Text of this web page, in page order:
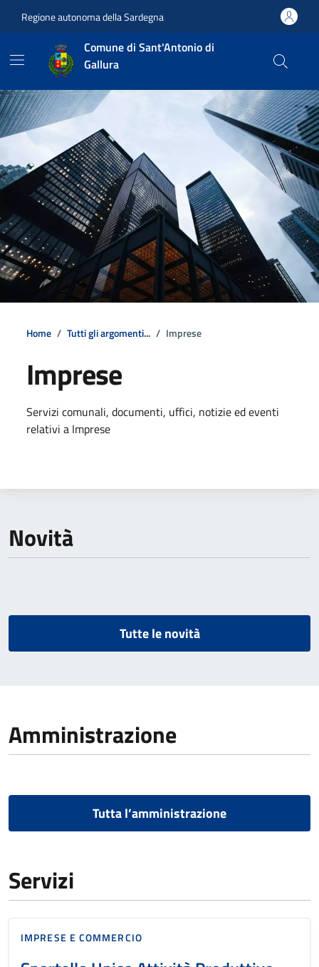
Regione autonoma della Sardegna
Comune di Sant'Antonio di
Gallura
Home Tutti gli argomenti... Imprese
Imprese
Dettagli della notizia
Servizi comunali, documenti, uffici, notizie ed eventi
relativi a Imprese
Novità
Tutte le novità
Amministrazione
Tutta l’amministrazione
Servizi
IMPRESE E COMMERCIO